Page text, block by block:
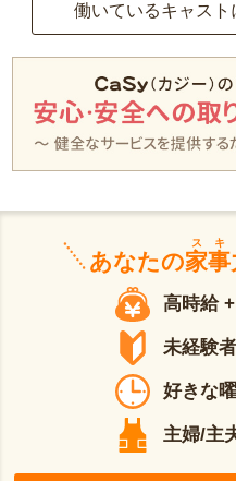
働いているキャスト
あなたの家事
スキ
高時給
未経験
好きな
主婦/主